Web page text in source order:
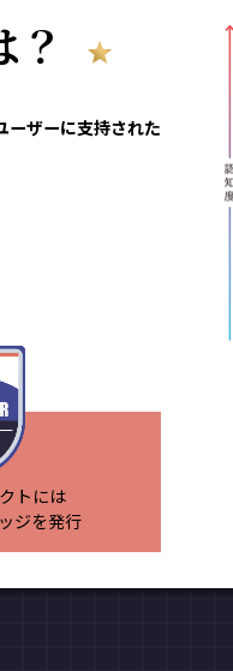
ザーに支持された
トには
ジを発行